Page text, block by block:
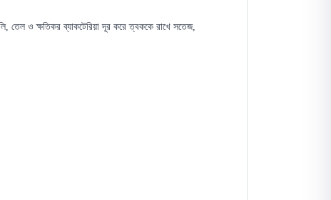
তেল ও ক্ষতিকর ব্যাকটেরিয়া দূর করে ত্বককে রাখে সতেজ,